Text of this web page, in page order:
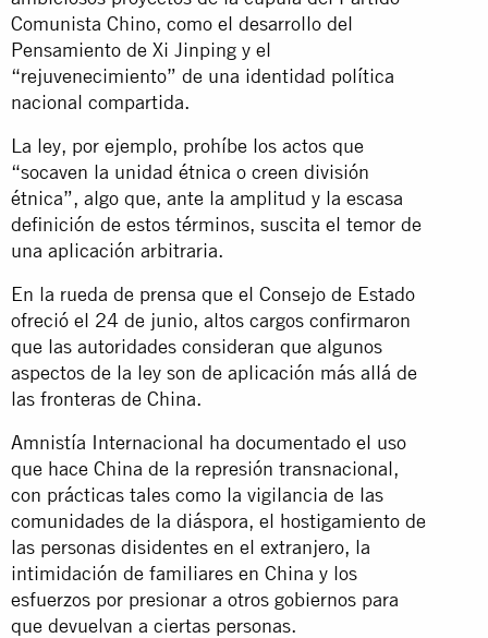
Comunista Chino, como el desarrollo del
Pensamiento de Xi Jinping y el
“rejuvenecimiento” de una identidad política
nacional compartida.
La ley, por ejemplo, prohíbe los actos que
“socaven la unidad étnica o creen división
étnica”, algo que, ante la amplitud y la escasa
definición de estos términos, suscita el temor de
una aplicación arbitraria.
En la rueda de prensa que el Consejo de Estado
ofreció el 24 de junio, altos cargos confirmaron
que las autoridades consideran que algunos
aspectos de la ley son de aplicación más allá de
las fronteras de China.
Amnistía Internacional ha documentado el uso
que hace China de la represión transnacional,
con prácticas tales como la vigilancia de las
comunidades de la diáspora, el hostigamiento de
las personas disidentes en el extranjero, la
intimidación de familiares en China y los
esfuerzos por presionar a otros gobiernos para
que devuelvan a ciertas personas.